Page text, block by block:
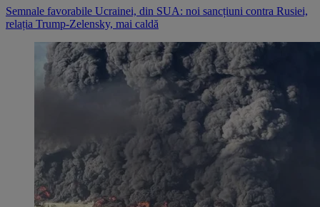
Semnale favorabile Ucrainei, din SUA: noi sancțiuni contra Rusiei,
relația Trump-Zelensky, mai caldă